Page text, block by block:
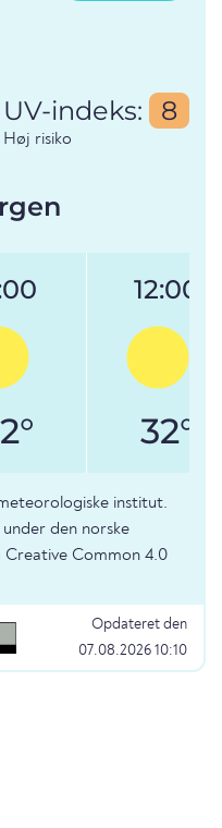
UV-indeks: 8
Høj risiko
12:00
32°
institut.
den norske
Common 4.0
Opdateret den
07.08.2026 10:10